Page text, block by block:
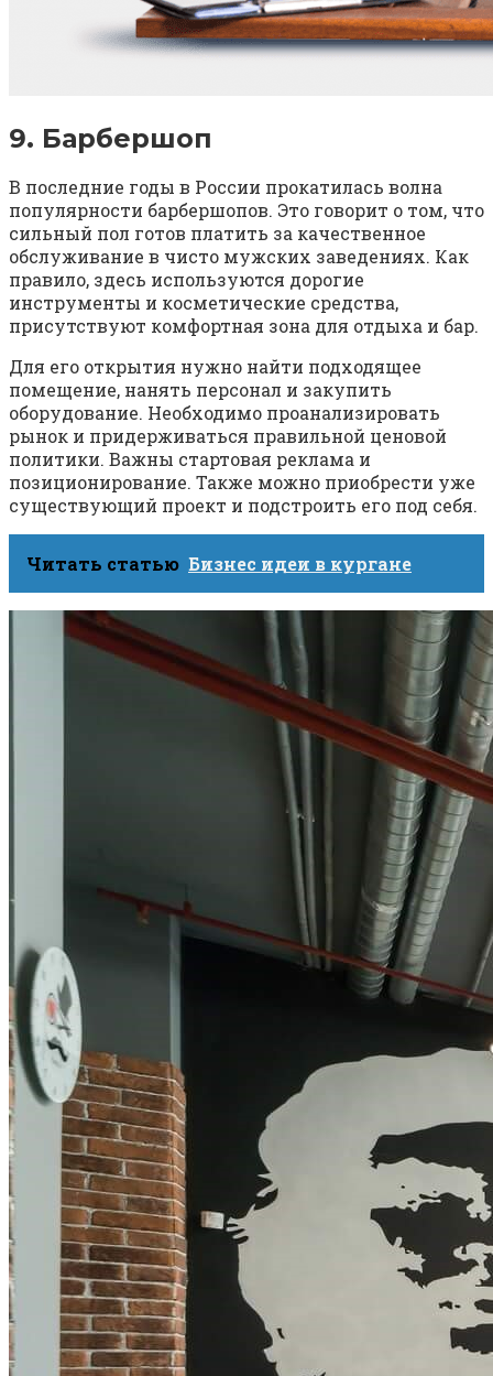
9. Барбершоп
В последние годы в России прокатилась волна
популярности барбершопов. Это говорит о том, что
сильный пол готов платить за качественное
обслуживание в чисто мужских заведениях. Как
правило, здесь используются дорогие
инструменты и косметические средства,
присутствуют комфортная зона для отдыха и бар.
Для его открытия нужно найти подходящее
помещение, нанять персонал и закупить
оборудование. Необходимо проанализировать
рынок и придерживаться правильной ценовой
политики. Важны стартовая реклама и
позиционирование. Также можно приобрести уже
существующий проект и подстроить его под себя.
Читать статью Бизнес идеи в кургане